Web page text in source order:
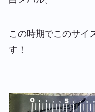
この時期でこのサイ
す！